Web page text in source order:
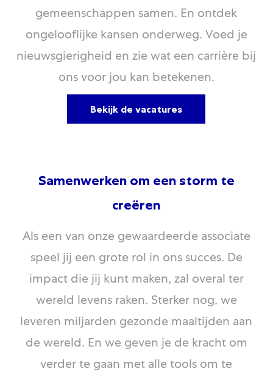
gemeenschappen samen. En ontdek
ongelooflijke kansen onderweg. Voed je
nieuwsgierigheid en zie wat een carrière bij
ons voor jou kan betekenen.
Bekijk de vacatures
Samenwerken om een ​​storm te
creëren
Als een van onze gewaardeerde associate
speel jij een grote rol in ons succes. De
impact die jij kunt maken, zal overal ter
wereld levens raken. Sterker nog, we
leveren miljarden gezonde maaltijden aan
de wereld. En we geven je de kracht om
verder te gaan met alle tools om te